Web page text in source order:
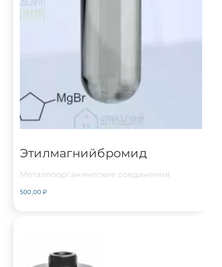
Этилмагнийбромид
Металлоорганические соединения
500,00₽